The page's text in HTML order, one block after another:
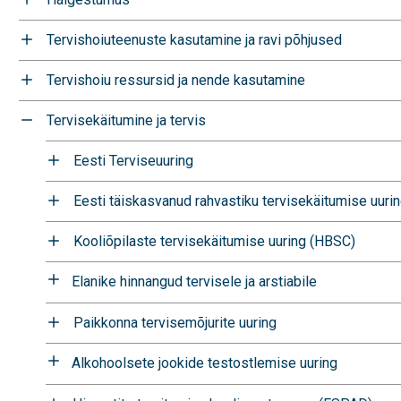
Tervishoiuteenuste kasutamine ja ravi põhjused
Tervishoiu ressursid ja nende kasutamine
Tervisekäitumine ja tervis
Eesti Terviseuuring
Eesti täiskasvanud rahvastiku tervisekäitumise
Kooliõpilaste tervisekäitumise uuring (HBSC)
Elanike hinnangud tervisele ja arstiabile
Paikkonna tervisemõjurite uuring
Alkohoolsete jookide testostlemise uuring